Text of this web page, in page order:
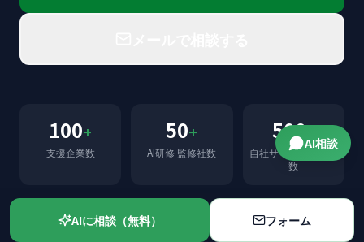
100+
支援企業数
50+
AI研修 監修社数
500+
自社サイトのページ
数
料金の目安（税抜）：AIO 月¥250,000〜（診断¥100,000）
／AI研修 ¥150,000〜/人／AI開発 ¥300,000〜／動画
AIに相談（無料） フォーム
AI相談